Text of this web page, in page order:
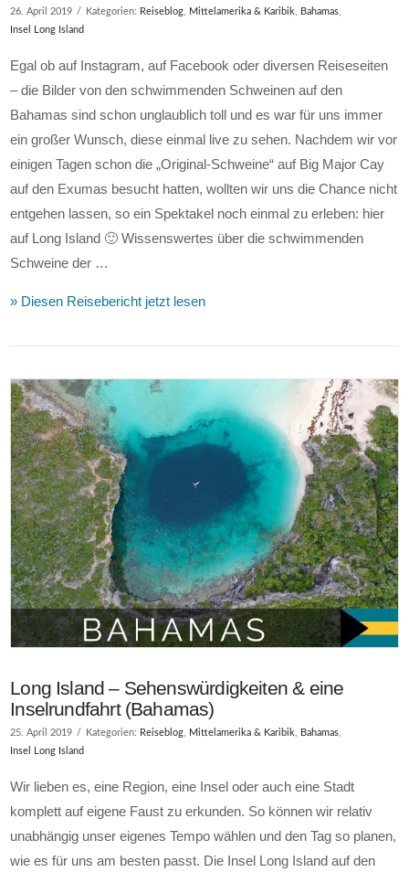
26. April 2019 Kategorien: Reiseblog, Mittelamerika & Karibik, Bahamas,
Insel Long Island
Egal ob auf Instagram, auf Facebook oder diversen Reiseseiten
– die Bilder von den schwimmenden Schweinen auf den
Bahamas sind schon unglaublich toll und es war für uns immer
ein großer Wunsch, diese einmal live zu sehen. Nachdem wir vor
einigen Tagen schon die „Original-Schweine“ auf Big Major Cay
auf den Exumas besucht hatten, wollten wir uns die Chance nicht
entgehen lassen, so ein Spektakel noch einmal zu erleben: hier
auf Long Island 🙂 Wissenswertes über die schwimmenden
Schweine der …
» Diesen Reisebericht jetzt lesen
Long Island – Sehenswürdigkeiten & eine
Inselrundfahrt (Bahamas)
25. April 2019 Kategorien: Reiseblog Mittelamerika & Karibik Bahamas
Insel Long Island
Wir lieben es, eine Region, eine Insel oder auch eine Stadt
komplett auf eigene Faust zu erkunden. So können wir relativ
unabhängig unser eigenes Tempo wählen und den Tag so planen,
wie es für uns am besten passt. Die Insel Long Island auf den